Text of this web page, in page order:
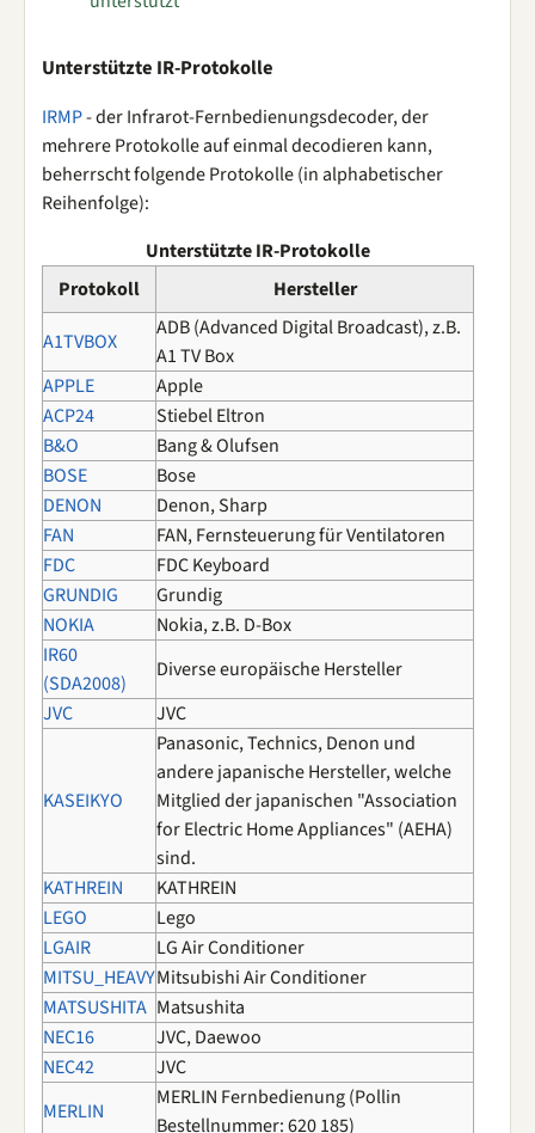
Unterstützte IR-Protokolle
IRMP- der Infrarot-Fernbedienungsdecoder, der
mehrere Protokolle auf einmal decodieren kann,
beherrscht folgende Protokolle (in alphabetischer
Reihenfolge):
Unterstützte IR-Protokolle
Protokoll
Hersteller
A1TVBOX
ADB (Advanced Digital Broadcast), z.B.
A1 TV Box
APPLE
Apple
ACP24
Stiebel Eltron
B&O
Bang & Olufsen
BOSE
Bose
DENON
Denon, Sharp
FAN
FAN, Fernsteuerung für Ventilatoren
FDC
FDC Keyboard
GRUNDIG
Grundig
NOKIA
Nokia, z.B. D-Box
IR60
(SDA2008)
Diverse europäische Hersteller
JVC
JVC
KASEIKYO
Panasonic, Technics, Denon und
andere japanische Hersteller, welche
Mitglied der japanischen "Association
for Electric Home Appliances" (AEHA)
sind.
KATHREIN
KATHREIN
LEGO
Lego
LGAIR
LG Air Conditioner
MITSU_HEAVYMitsubishi Air Conditioner
MATSUSHITA Matsushita
NEC16
JVC, Daewoo
NEC42
JVC
MERLIN
MERLIN Fernbedienung (Pollin
Bestellnummer: 620 185)